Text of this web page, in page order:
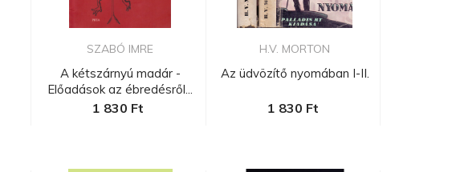
SZABÓ IMRE
A kétszárnyú madár -
Előadások az ébredésről...
1 830 Ft
H.V. MORTON
Az üdvözítő nyomában I-II.
1 830 Ft